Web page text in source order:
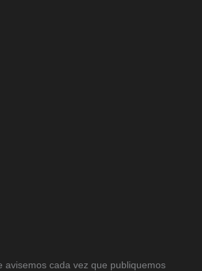
avisemos cada vez que publiquemos